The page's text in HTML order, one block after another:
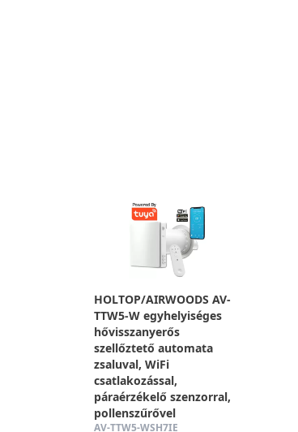
HOLTOP/AIRWOODS AV-
TTW5-W egyhelyiséges
hővisszanyerős
szellőztető automata
zsaluval, WiFi
csatlakozással,
páraérzékelő szenzorral,
pollenszűrővel
AV-TTW5-WSH7IE